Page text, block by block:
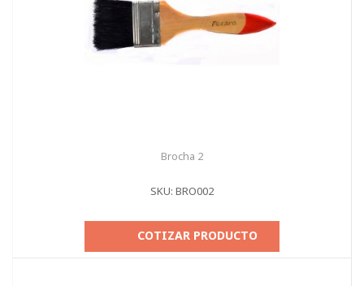
Brocha 2
SKU: BRO002
COTIZAR PRODUCTO